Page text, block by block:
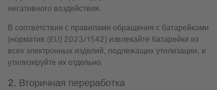
негативного воздействия.
В соответствии с правилами обращения с батарейками
(норматив (EU) 2023/1542) извлекайте батарейки из
всех электронных изделий, подлежащих утилизации, и
утилизируйте их отдельно.
2. Вторичная переработка